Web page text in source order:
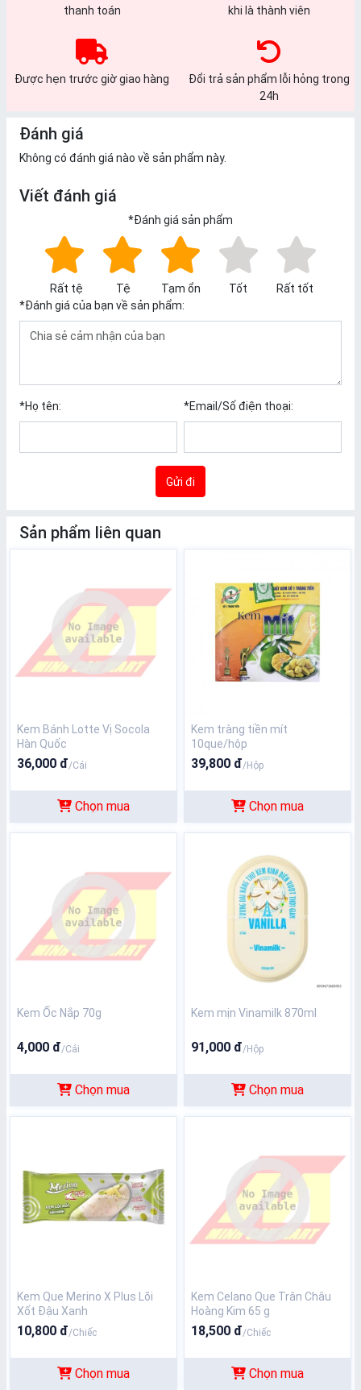
thanh toán
khi là thành viên
Được hẹn trước giờ giao hàng
Đổi trả sản phẩm lỗi hỏng trong
24h
Đánh giá
Không có đánh giá nào về sản phẩm này.
Viết đánh giá
*Đánh giá sản phẩm
Rất tệ Tệ Tạm ổn Tốt
Rất tốt
*Đánh giá của bạn về sản phẩm:
*Họ tên: *Email/Số điện thoại:
Gửi đi
Sản phẩm liên quan
Kem Bánh Lotte Vị Socola
Hàn Quốc
36,000 đ/Cái
Chọn mua
Kem tràng tiền mít
10que/hộp
39,800 đ/Hộp
Chọn mua
Kem Ốc Nắp 70g
4,000 đ/Cái
Chọn mua
Kem mịn Vinamilk 870ml
91,000 đ/Hộp
Chọn mua
Kem Que Merino X Plus Lõi
Xốt Đậu Xanh
10,800 đ/Chiếc
Chọn mua
Kem Celano Que Trân Châu
Hoàng Kim 65 g
18,500 đ/Chiếc
Chọn mua